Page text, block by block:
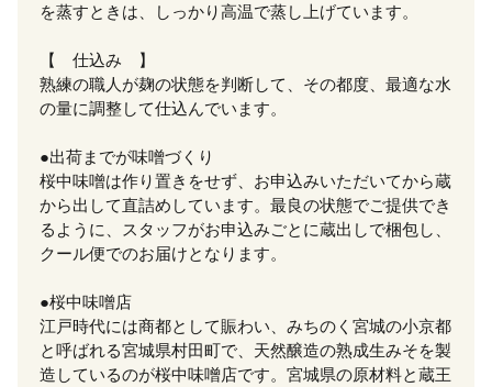
を蒸すときは、しっかり高温で蒸し上げています。
【 仕込み 】
熟練の職人が麹の状態を判断して、その都度、最適な水
の量に調整して仕込んでいます。
●出荷までが味噌づくり
桜中味噌は作り置きをせず、お申込みいただいてから蔵
から出して直詰めしています。最良の状態でご提供でき
るように、スタッフがお申込みごとに蔵出しで梱包し、
クール便でのお届けとなります。
●桜中味噌店
江戸時代には商都として賑わい、みちのく宮城の小京都
と呼ばれる宮城県村田町で、天然醸造の熟成生みそを製
造しているのが桜中味噌店です。宮城県の原材料と蔵王